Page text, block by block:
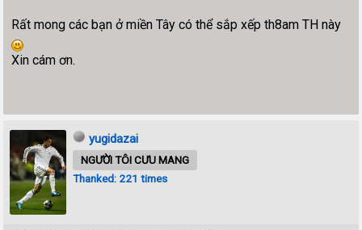
Rất mong các bạn ở miền Tây có thể sắp xếp th8am TH này
Xin cám ơn.
yugidazai
NGƯỜI TÔI CƯU MANG
Thanked: 221 times